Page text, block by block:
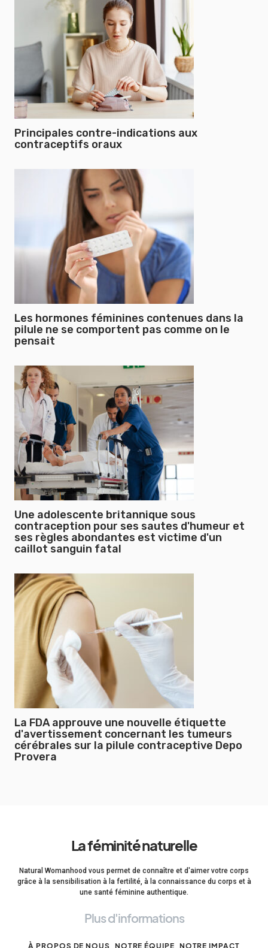
Principales contre-indications aux
contraceptifs oraux
Les hormones féminines contenues dans la
pilule ne se comportent pas comme on le
pensait
Une adolescente britannique sous
contraception pour ses sautes d'humeur et
ses règles abondantes est victime d'un
caillot sanguin fatal
La FDA approuve une nouvelle étiquette
d'avertissement concernant les tumeurs
cérébrales sur la pilule contraceptive Depo
Provera
La féminité naturelle
Natural Womanhood vous permet de connaître et d'aimer votre corps
grâce à la sensibilisation à la fertilité, à la connaissance du corps et à
une santé féminine authentique.
Plus d'informations
À PROPOS DE NOUS NOTRE ÉQUIPE NOTRE IMPACT